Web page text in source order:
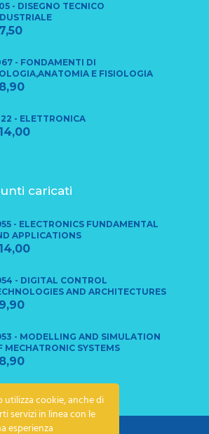
- DISEGNO TECNICO
- FONDAMENTI DI
E FISIOLOGIA
- ELETTRONICA
caricati
- ELECTRONICS FUNDAMENTAL
APPLICATIONS
- DIGITAL CONTROL
AND ARCHITECTURES
- MODELLING AND SIMULATION
MECHATRONIC SYSTEMS
utilizza cookie, anche di
servizi in linea con le
esperienza